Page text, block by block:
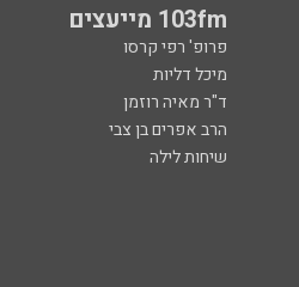
103fm מייעצים
פרופ' רפי קרסו
מיכל דליות
ד"ר מאיה רוזמן
הרב אפרים בן צבי
שיחות לילה